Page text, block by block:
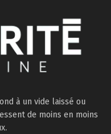
à un vide laissé ou
de moins en moins